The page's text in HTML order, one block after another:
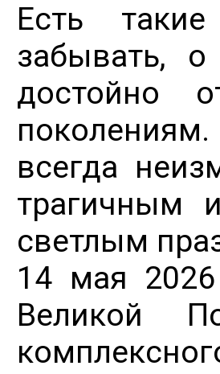
Есть
забывать,
достойно
всегда
трагичным
светлым
14 мая
Великой